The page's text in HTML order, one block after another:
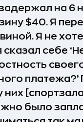
задержал на 6
$40. Я
Я не
сказал себе
платежа?’
них
было